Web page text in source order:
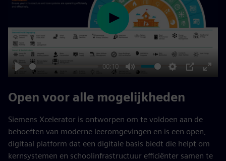
Play
00:10
Mute Settings
PIP
Enter
Play
Open voor alle mogelijkheden
Siemens Xcelerator is ontworpen om te voldoen aan de
behoeften van moderne leeromgevingen en is een open,
digitaal platform dat een digitale basis biedt die helpt om
kernsystemen en schoolinfrastructuur efficiënter samen te